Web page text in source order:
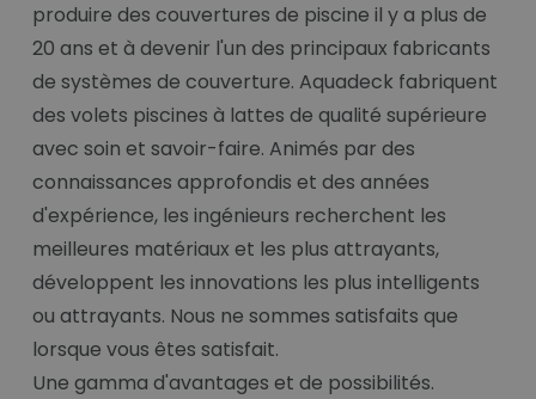
produire des couvertures de piscine il y a plus de
20 ans et à devenir l'un des principaux fabricants
de systèmes de couverture. Aquadeck fabriquent
des volets piscines à lattes de qualité supérieure
avec soin et savoir-faire. Animés par des
connaissances approfondis et des années
d'expérience, les ingénieurs recherchent les
meilleures matériaux et les plus attrayants,
développent les innovations les plus intelligents
ou attrayants. Nous ne sommes satisfaits que
lorsque vous êtes satisfait.
Une gamma d'avantages et de possibilités.